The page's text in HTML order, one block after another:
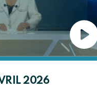
2026